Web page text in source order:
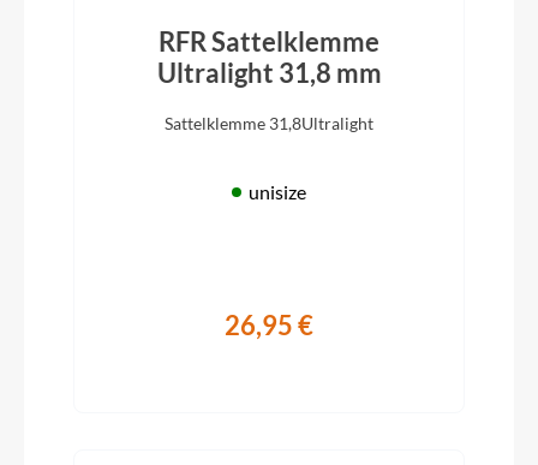
RFR Sattelklemme
Ultralight 31,8 mm
Sattelklemme 31,8Ultralight
unisize
26,95 €